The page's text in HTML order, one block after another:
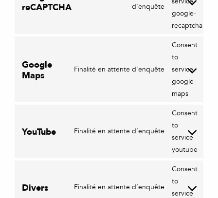
reCAPTCHA d’enquête
google-
recaptcha
Google
Maps Finalité en attente d’enquête
Consent
to
service
google-
maps
YouTube Finalité en attente d’enquête
Consent
to
service
youtube
Divers Finalité en attente d’enquête
Consent
to
service